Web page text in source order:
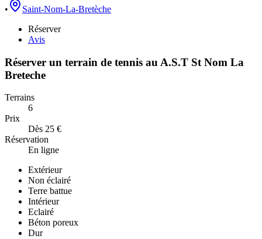
•
Saint-Nom-La-Bretèche
Réserver
Avis
Réserver un terrain de tennis au A.S.T St Nom La
Breteche
Terrains
6
Prix
Dès 25 €
Réservation
En ligne
Extérieur
Non éclairé
Terre battue
Intérieur
Eclairé
Béton poreux
Dur